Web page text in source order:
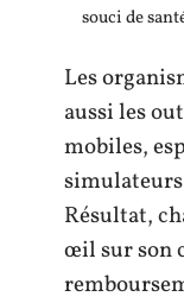
souci de
Les
aussi les
mobiles,
Résultat,
œil sur son